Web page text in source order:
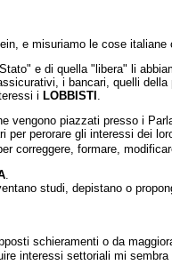
e misuriamo le cose italiane
e di quella "libera" li
i bancari, quelli
i LOBBISTI
piazzati presso i
perorare gli interessi dei
correggere, formare,
studi, depistano o
schieramenti o da
interessi settoriali mi sembra